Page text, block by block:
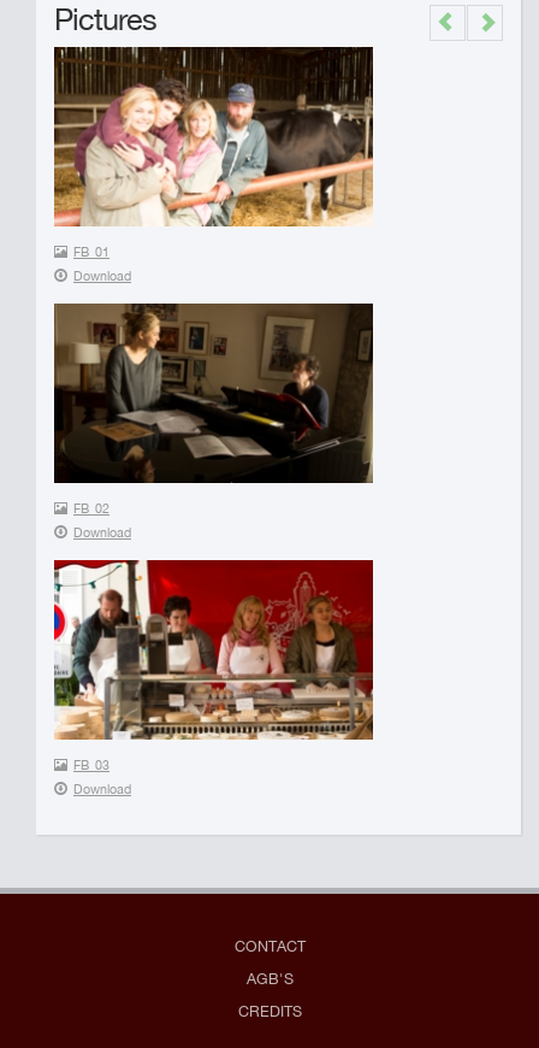
Pictures
FB_01
Download
FB_02
Download
FB_03
Download
Previous
Next
CONTACT
AGB'S
CREDITS